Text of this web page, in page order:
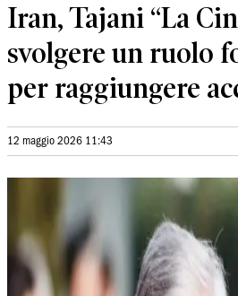
Iran, Tajani “La
svolgere un ruolo
per raggiungere
12 maggio 2026 11:43